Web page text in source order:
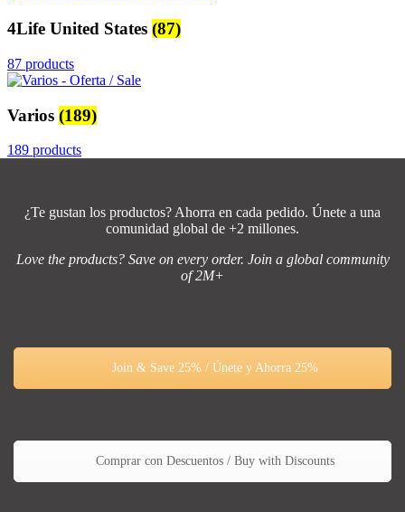
4Life United States (87)
87 products
Varios (189)
189 products
¿Te gustan los productos? Ahorra en cada pedido. Únete a una
comunidad global de +2 millones.
Love the products? Save on every order. Join a global community
of 2M+
Join & Save 25% / Únete y Ahorra 25%
Comprar con Descuentos / Buy with Discounts